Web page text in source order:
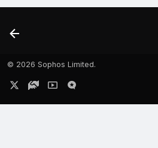
© 2026 Sophos Limited.